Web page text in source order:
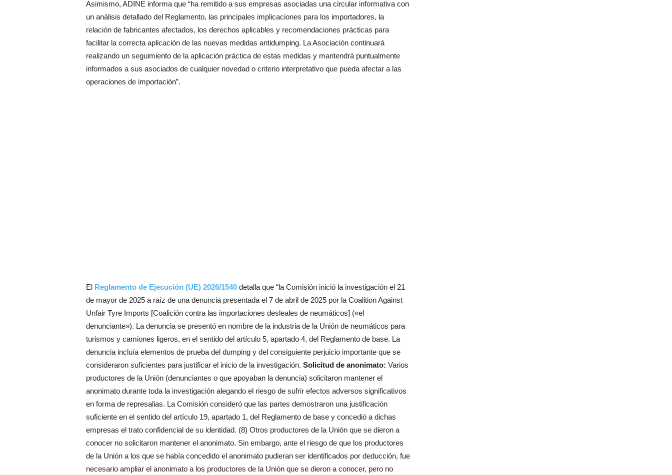
Asimismo, ADINE informa que “ha remitido a sus empresas asociadas una circular informativa con
un análisis detallado del Reglamento, las principales implicaciones para los importadores, la
relación de fabricantes afectados, los derechos aplicables y recomendaciones prácticas para
facilitar la correcta aplicación de las nuevas medidas antidumping. La Asociación continuará
realizando un seguimiento de la aplicación práctica de estas medidas y mantendrá puntualmente
informados a sus asociados de cualquier novedad o criterio interpretativo que pueda afectar a las
operaciones de importación”.
El Reglamento de Ejecución (UE) 2026/1540 detalla que “la Comisión inició la investigación el 21
de mayor de 2025 a raíz de una denuncia presentada el 7 de abril de 2025 por la Coalition Against
Unfair Tyre Imports [Coalición contra las importaciones desleales de neumáticos] («el
denunciante»). La denuncia se presentó en nombre de la industria de la Unión de neumáticos para
turismos y camiones ligeros, en el sentido del artículo 5, apartado 4, del Reglamento de base. La
denuncia incluía elementos de prueba del dumping y del consiguiente perjuicio importante que se
consideraron suficientes para justificar el inicio de la investigación. Solicitud de anonimato: Varios
productores de la Unión (denunciantes o que apoyaban la denuncia) solicitaron mantener el
anonimato durante toda la investigación alegando el riesgo de sufrir efectos adversos significativos
en forma de represalias. La Comisión consideró que las partes demostraron una justificación
suficiente en el sentido del artículo 19, apartado 1, del Reglamento de base y concedió a dichas
empresas el trato confidencial de su identidad. (8) Otros productores de la Unión que se dieron a
conocer no solicitaron mantener el anonimato. Sin embargo, ante el riesgo de que los productores
de la Unión a los que se había concedido el anonimato pudieran ser identificados por deducción, fue
necesario ampliar el anonimato a los productores de la Unión que se dieron a conocer, pero no